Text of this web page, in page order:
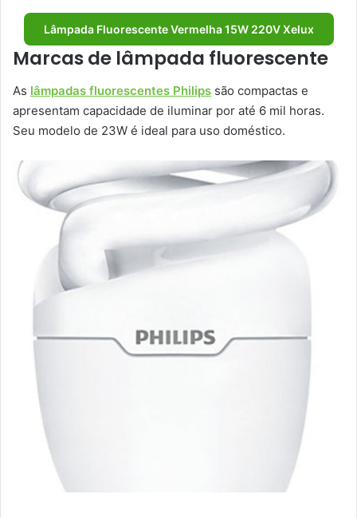
Lâmpada Fluorescente Vermelha 15W 220V Xelux
Marcas de lâmpada fluorescente
As lâmpadas fluorescentes Philips são compactas e
apresentam capacidade de iluminar por até 6 mil horas.
Seu modelo de 23W é ideal para uso doméstico.